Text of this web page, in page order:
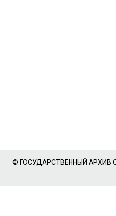
© ГОСУДАРСТВЕННЫЙ АРХИВ